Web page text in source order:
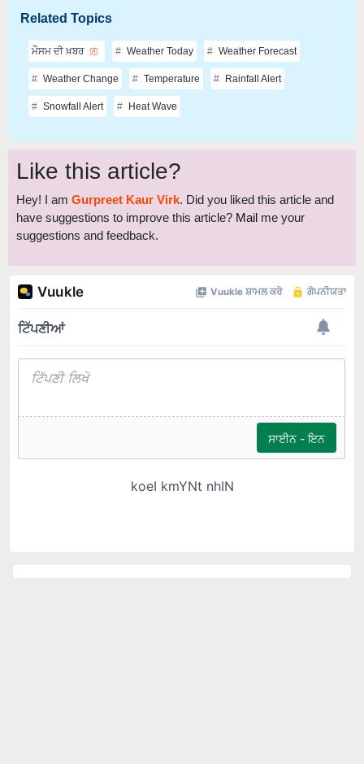
Related Topics
ਮੌਸਮ ਦੀ ਖ਼ਬਰ Weather Today Weather Forecast
Weather Change Temperature Rainfall Alert
Snowfall Alert Heat Wave
Like this article?
Hey! I am Gurpreet Kaur Virk. Did you liked this article and
have suggestions to improve this article? Mail me your
suggestions and feedback.